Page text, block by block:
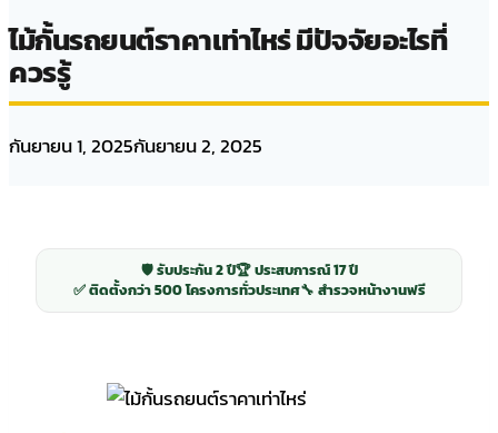
ไม้กั้นรถยนต์ราคาเท่าไหร่ มีปัจจัยอะไรที่
ควรรู้
กันยายน 1, 2025กันยายน 2, 2025
🛡️ รับประกัน 2 ปี🏆 ประสบการณ์ 17 ปี
✅ ติดตั้งกว่า 500 โครงการทั่วประเทศ🔧 สำรวจหน้างานฟรี